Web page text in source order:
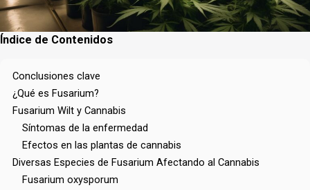
Índice de Contenidos
Conclusiones clave
¿Qué es Fusarium?
Fusarium Wilt y Cannabis
Síntomas de la enfermedad
Efectos en las plantas de cannabis
Diversas Especies de Fusarium Afectando al Cannabis
Fusarium oxysporum